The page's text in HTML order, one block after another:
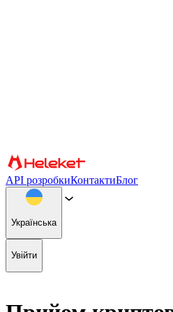
API розробкиКонтактиБлог
Українська
Увійти